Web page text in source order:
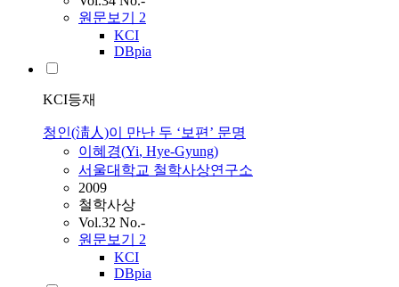
원문보기 2
KCI
DBpia
KCI등재
청인(淸人)이 만난 두 ‘보편’ 문명
이혜경(Yi, Hye-Gyung)
서울대학교 철학사상연구소
2009
철학사상
Vol.32 No.-
원문보기 2
KCI
DBpia